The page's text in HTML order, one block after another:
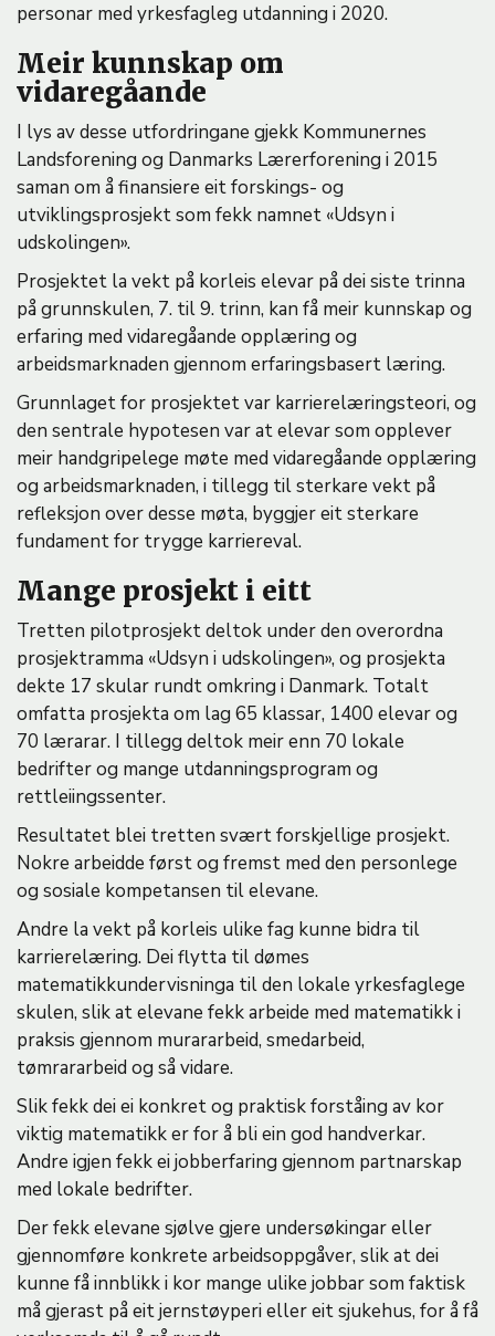
personar med yrkesfagleg utdanning i 2020.
Meir kunnskap om
vidaregåande
I lys av desse utfordringane gjekk Kommunernes
Landsforening og Danmarks Lærerforening i 2015
saman om å finansiere eit forskings- og
utviklingsprosjekt som fekk namnet «Udsyn i
udskolingen».
Prosjektet la vekt på korleis elevar på dei siste trinna
på grunnskulen, 7. til 9. trinn, kan få meir kunnskap og
erfaring med vidaregåande opplæring og
arbeidsmarknaden gjennom erfaringsbasert læring.
Grunnlaget for prosjektet var karrierelæringsteori, og
den sentrale hypotesen var at elevar som opplever
meir handgripelege møte med vidaregåande opplæring
og arbeidsmarknaden, i tillegg til sterkare vekt på
refleksjon over desse møta, byggjer eit sterkare
fundament for trygge karriereval.
Mange prosjekt i eitt
Tretten pilotprosjekt deltok under den overordna
prosjektramma «Udsyn i udskolingen», og prosjekta
dekte 17 skular rundt omkring i Danmark. Totalt
omfatta prosjekta om lag 65 klassar, 1400 elevar og
70 lærarar. I tillegg deltok meir enn 70 lokale
bedrifter og mange utdanningsprogram og
rettleiingssenter.
Resultatet blei tretten svært forskjellige prosjekt.
Nokre arbeidde først og fremst med den personlege
og sosiale kompetansen til elevane.
Andre la vekt på korleis ulike fag kunne bidra til
karrierelæring. Dei flytta til dømes
matematikkundervisninga til den lokale yrkesfaglege
skulen, slik at elevane fekk arbeide med matematikk i
praksis gjennom murararbeid, smedarbeid,
tømrararbeid og så vidare.
Slik fekk dei ei konkret og praktisk forståing av kor
viktig matematikk er for å bli ein god handverkar.
Andre igjen fekk ei jobberfaring gjennom partnarskap
med lokale bedrifter.
Der fekk elevane sjølve gjere undersøkingar eller
gjennomføre konkrete arbeidsoppgåver, slik at dei
kunne få innblikk i kor mange ulike jobbar som faktisk
må gjerast på eit jernstøyperi eller eit sjukehus, for å få